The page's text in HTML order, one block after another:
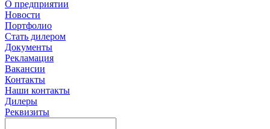
О предприятии
Новости
Портфолио
Стать дилером
Документы
Рекламация
Вакансии
Контакты
Наши контакты
Дилеры
Реквизиты